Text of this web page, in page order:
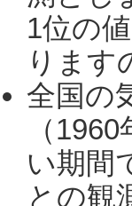
1位の
ります
全国の
（
い期間
との観